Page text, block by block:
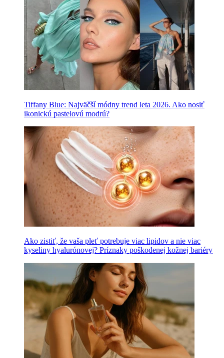
Tiffany Blue: Najväčší módny trend leta 2026. Ako nosiť
ikonickú pastelovú modrú?
Ako zistiť, že vaša pleť potrebuje viac lipidov a nie viac
kyseliny hyalurónovej? Príznaky poškodenej kožnej bariéry